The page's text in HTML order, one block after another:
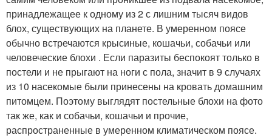
принадлежащее к одному из 2 с лишним тысяч видов
блох, существующих на планете. В умеренном поясе
обычно встречаются крысиные, кошачьи, собачьи или
человеческие блохи . Если паразиты беспокоят только в
постели и не прыгают на ноги с пола, значит в 9 случаях
из 10 насекомые были принесены на кровать домашним
питомцем. Поэтому выглядят постельные блохи на фото
так же, как и собачьи, кошачьи и прочие,
распространенные в умеренном климатическом поясе.